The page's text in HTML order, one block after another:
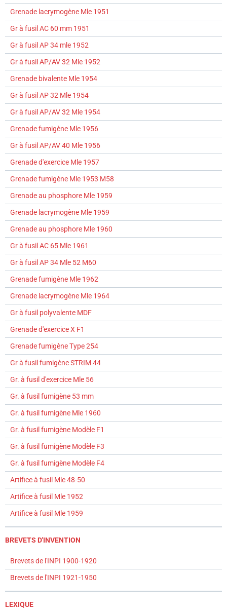
Grenade lacrymogène Mle 1951
Gr à fusil AC 60 mm 1951
Gr à fusil AP 34 mle 1952
Gr à fusil AP/AV 32 Mle 1952
Grenade bivalente Mle 1954
Gr à fusil AP 32 Mle 1954
Gr à fusil AP/AV 32 Mle 1954
Grenade fumigène Mle 1956
Gr à fusil AP/AV 40 Mle 1956
Grenade d'exercice Mle 1957
Grenade fumigène Mle 1953 M58
Grenade au phosphore Mle 1959
Grenade lacrymogène Mle 1959
Grenade au phosphore Mle 1960
Gr à fusil AC 65 Mle 1961
Gr à fusil AP 34 Mle 52 M60
Grenade fumigène Mle 1962
Grenade lacrymogène Mle 1964
Gr à fusil polyvalente MDF
Grenade d'exercice X F1
Grenade fumigène Type 254
Gr à fusil fumigène STRIM 44
Gr. à fusil d'exercice Mle 56
Gr. à fusil fumigène 53 mm
Gr. à fusil fumigène Mle 1960
Gr. à fusil fumigène Modèle F1
Gr. à fusil fumigène Modèle F3
Gr. à fusil fumigène Modèle F4
Artifice à fusil Mle 48-50
Artifice à fusil Mle 1952
Artifice à fusil Mle 1959
BREVETS D'INVENTION
Brevets de l'INPI 1900-1920
Brevets de l'INPI 1921-1950
LEXIQUE